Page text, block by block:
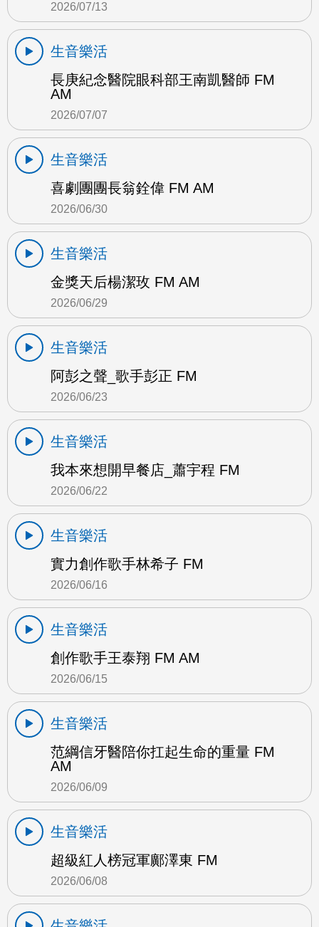
2026/07/13
生音樂活
長庚紀念醫院眼科部王南凱醫師 FM
AM
2026/07/07
生音樂活
喜劇團團長翁銓偉 FM AM
2026/06/30
生音樂活
金獎天后楊潔玫 FM AM
2026/06/29
生音樂活
阿彭之聲_歌手彭正 FM
2026/06/23
生音樂活
我本來想開早餐店_蕭宇程 FM
2026/06/22
生音樂活
實力創作歌手林希子 FM
2026/06/16
生音樂活
創作歌手王泰翔 FM AM
2026/06/15
生音樂活
范綱信牙醫陪你扛起生命的重量 FM
AM
2026/06/09
生音樂活
超級紅人榜冠軍鄺澤東 FM
2026/06/08